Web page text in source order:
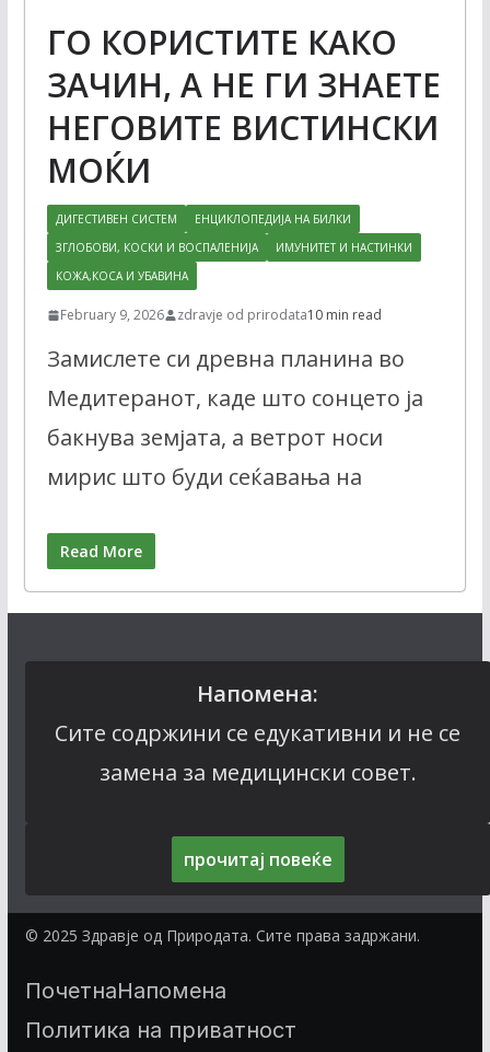
ГО КОРИСТИТЕ КАКО
ЗАЧИН, А НЕ ГИ ЗНАЕТЕ
НЕГОВИТЕ ВИСТИНСКИ
МОЌИ
ДИГЕСТИВЕН СИСТЕМ
ЕНЦИКЛОПЕДИЈА НА БИЛКИ
ЗГЛОБОВИ, КОСКИ И ВОСПАЛЕНИЈА
ИМУНИТЕТ И НАСТИНКИ
КОЖА,КОСА И УБАВИНА
February 9, 2026 zdravje od prirodata10 min read
Замислете си древна планина во
Медитеранот, каде што сонцето ја
бакнува земјата, а ветрот носи
мирис што буди сеќавања на
Read More
Напомена:
Сите содржини се едукативни и не се
замена за медицински совет.
прочитај повеќе
© 2025 Здравје од Природата. Сите права задржани.
ПочетнаНапомена
Политика на приватност